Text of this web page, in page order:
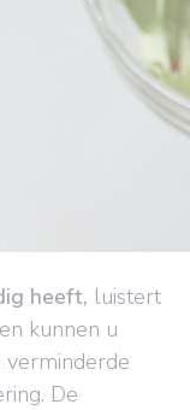
heeft, luistert
kunnen u
verminderde
De